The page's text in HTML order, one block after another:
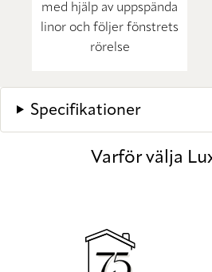
med hjälp av uppspända
linor och följer fönstrets
rörelse
Specifikationer
Varför välja